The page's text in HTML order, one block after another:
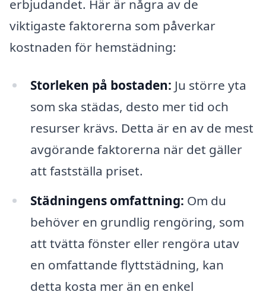
erbjudandet. Här är några av de
viktigaste faktorerna som påverkar
kostnaden för hemstädning:
Storleken på bostaden: Ju större yta
som ska städas, desto mer tid och
resurser krävs. Detta är en av de mest
avgörande faktorerna när det gäller
att fastställa priset.
Städningens omfattning: Om du
behöver en grundlig rengöring, som
att tvätta fönster eller rengöra utav
en omfattande flyttstädning, kan
detta kosta mer än en enkel